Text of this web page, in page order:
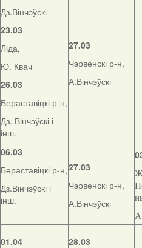
Дз.Вінчэўскі
23.03
Ліда,
Ю. Квач
26.03
Бераставіцкі р-н,
Дз. Вінчэўскі і
інш.
27.03
Чэрвенскі р-н,
А.Вінчэўскі
06.03
Бераставіцкі р-н,
Дз.Вінчэўскі і
інш.
27.03
Чэрвенскі р-н,
А.Вінчэўскі
01.04
28.03